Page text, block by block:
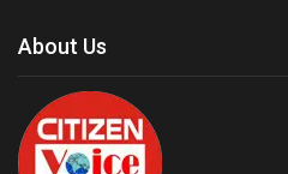
About Us